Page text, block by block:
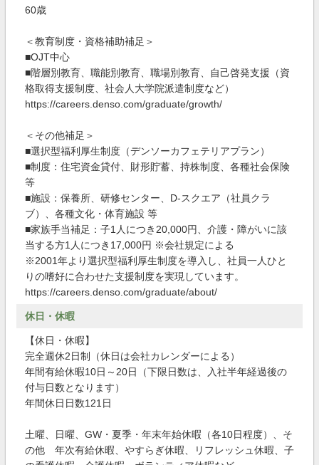
60歳
＜教育制度・資格補助補足＞
■OJT中心
■階層別教育、職能別教育、職場別教育、自己啓発支援（資
格取得支援制度、社会人大学院派遣制度など）
https://careers.denso.com/graduate/growth/
＜その他補足＞
■選択型福利厚生制度（デンソーカフェテリアプラン）
■制度：住宅資金貸付、財形貯蓄、持株制度、各種社会保険
等
■施設：保養所、研修センター、D-スクエア（社員クラ
ブ）、各種文化・体育施設 等
■家族手当補足：子1人につき20,000円、介護・障がいに該
当する方1人につき17,000円 ※会社規定による
※2001年より選択型福利厚生制度を導入し、社員一人ひと
りの嗜好に合わせた支援制度を実現しています。
https://careers.denso.com/graduate/about/
休日・休暇
【休日・休暇】
完全週休2日制（休日は会社カレンダーによる）
年間有給休暇10日～20日（下限日数は、入社半年経過後の
付与日数となります）
年間休日日数121日
土曜、日曜、GW・夏季・年末年始休暇（各10日程度）、そ
の他 年次有給休暇、やすらぎ休暇、リフレッシュ休暇、子